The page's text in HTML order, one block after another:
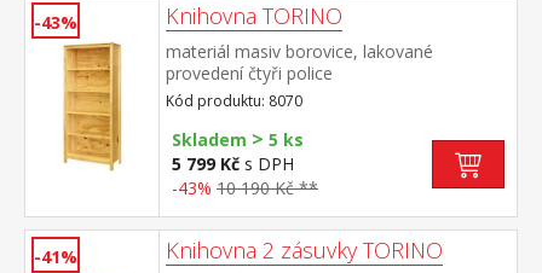
-43% Knihovna TORINO
materiál masiv borovice, lakované
provedení čtyři police
Kód produktu: 8070
Skladem > 5 ks
5 799 Kč s DPH
-43% 10 190 Kč **
-41% Knihovna 2 zásuvky TORINO